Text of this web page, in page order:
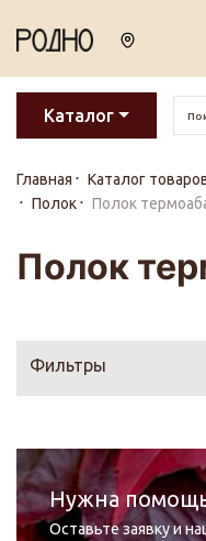
Каталог
Главная Каталог
Полок
Полок
Полок
Фильтры
Нужна
Оставьте заявку и